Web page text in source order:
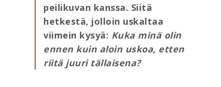
peilikuvan kanssa. Siitä
hetkestä, jolloin uskaltaa
viimein kysyä: Kuka minä olin
ennen kuin aloin uskoa, etten
riitä juuri tällaisena?